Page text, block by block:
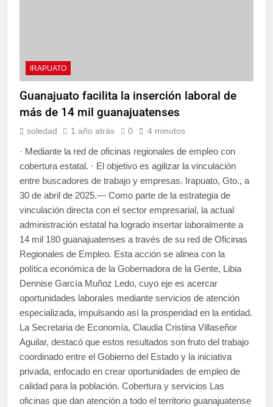
IRAPUATO
Guanajuato facilita la inserción laboral de
más de 14 mil guanajuatenses
soledad 1 año atrás 0 4 minutos
· Mediante la red de oficinas regionales de empleo con
cobertura estatal. · El objetivo es agilizar la vinculación
entre buscadores de trabajo y empresas. Irapuato, Gto., a
30 de abril de 2025.— Como parte de la estrategia de
vinculación directa con el sector empresarial, la actual
administración estatal ha logrado insertar laboralmente a
14 mil 180 guanajuatenses a través de su red de Oficinas
Regionales de Empleo. Esta acción se alinea con la
política económica de la Gobernadora de la Gente, Libia
Dennise García Muñoz Ledo, cuyo eje es acercar
oportunidades laborales mediante servicios de atención
especializada, impulsando así la prosperidad en la entidad.
La Secretaria de Economía, Claudia Cristina Villaseñor
Aguilar, destacó que estos resultados son fruto del trabajo
coordinado entre el Gobierno del Estado y la iniciativa
privada, enfocado en crear oportunidades de empleo de
calidad para la población. Cobertura y servicios Las
oficinas que dan atención a todo el territorio guanajuatense